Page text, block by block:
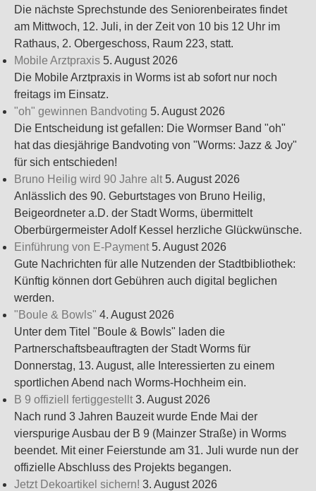
Die nächste Sprechstunde des Seniorenbeirates findet
am Mittwoch, 12. Juli, in der Zeit von 10 bis 12 Uhr im
Rathaus, 2. Obergeschoss, Raum 223, statt.
Mobile Arztpraxis 5. August 2026
Die Mobile Arztpraxis in Worms ist ab sofort nur noch
freitags im Einsatz.
"oh" gewinnen Bandvoting 5. August 2026
Die Entscheidung ist gefallen: Die Wormser Band "oh"
hat das diesjährige Bandvoting von "Worms: Jazz & Joy"
für sich entschieden!
Bruno Heilig wird 90 Jahre alt 5. August 2026
Anlässlich des 90. Geburtstages von Bruno Heilig,
Beigeordneter a.D. der Stadt Worms, übermittelt
Oberbürgermeister Adolf Kessel herzliche Glückwünsche.
Einführung von E-Payment 5. August 2026
Gute Nachrichten für alle Nutzenden der Stadtbibliothek:
Künftig können dort Gebühren auch digital beglichen
werden.
"Boule & Bowls" 4. August 2026
Unter dem Titel "Boule & Bowls" laden die
Partnerschaftsbeauftragten der Stadt Worms für
Donnerstag, 13. August, alle Interessierten zu einem
sportlichen Abend nach Worms-Hochheim ein.
B 9 offiziell fertiggestellt 3. August 2026
Nach rund 3 Jahren Bauzeit wurde Ende Mai der
vierspurige Ausbau der B 9 (Mainzer Straße) in Worms
beendet. Mit einer Feierstunde am 31. Juli wurde nun der
offizielle Abschluss des Projekts begangen.
Jetzt Dekoartikel sichern! 3. August 2026